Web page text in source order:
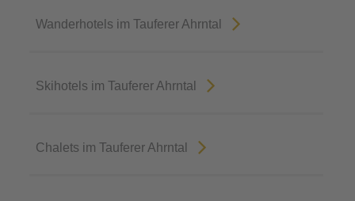
Wanderhotels im Tauferer Ahrntal
Skihotels im Tauferer Ahrntal
Chalets im Tauferer Ahrntal